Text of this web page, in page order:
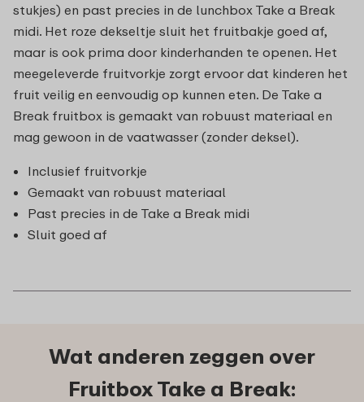
stukjes) en past precies in de lunchbox Take a Break
midi. Het roze dekseltje sluit het fruitbakje goed af,
maar is ook prima door kinderhanden te openen. Het
meegeleverde fruitvorkje zorgt ervoor dat kinderen het
fruit veilig en eenvoudig op kunnen eten. De Take a
Break fruitbox is gemaakt van robuust materiaal en
mag gewoon in de vaatwasser (zonder deksel).
Inclusief fruitvorkje
Gemaakt van robuust materiaal
Past precies in de Take a Break midi
Sluit goed af
Wat anderen zeggen over
Fruitbox Take a Break: